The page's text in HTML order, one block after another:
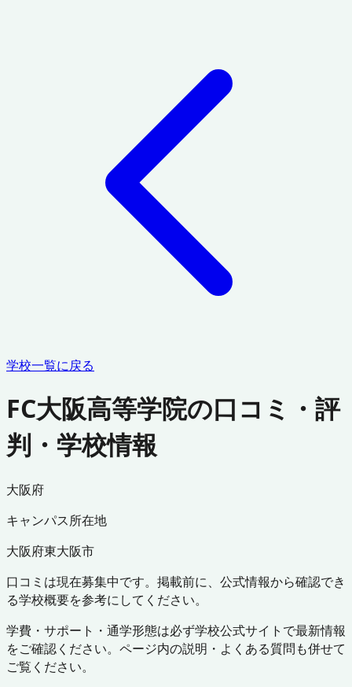
学校一覧に戻る
FC大阪高等学院の口コミ・評
判・学校情報
大阪府
キャンパス所在地
大阪府東大阪市
口コミは現在募集中です。掲載前に、公式情報から確認でき
る学校概要を参考にしてください。
学費・サポート・通学形態は必ず学校公式サイトで最新情報
をご確認ください。ページ内の説明・よくある質問も併せて
ご覧ください。